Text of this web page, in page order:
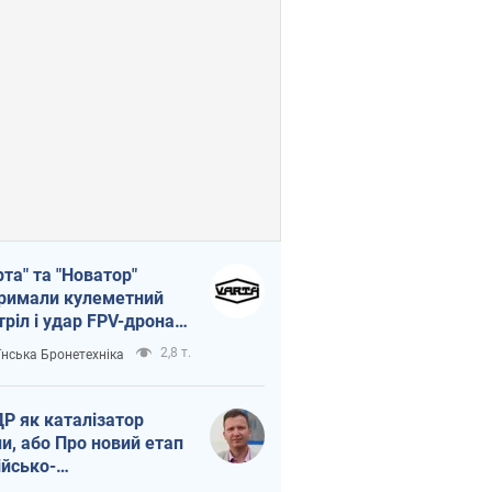
та "Новатор"
кулеметний
і удар FPV-дрона,
життя
ЗСУ
Бронетехніка 2,8 т.
як каталізатор
або Про новий етап